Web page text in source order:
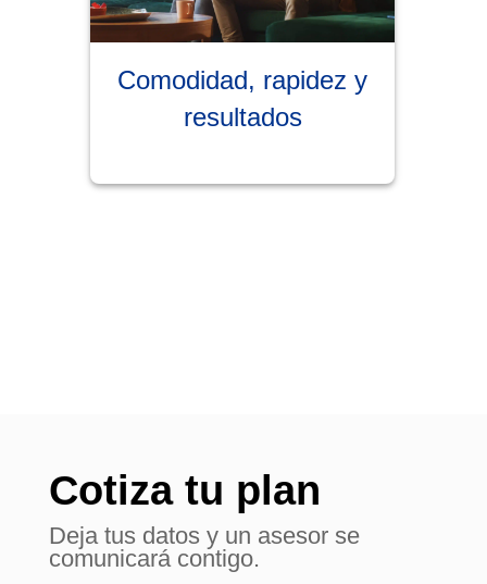
Comodidad, rapidez y
resultados
Cotiza tu plan
Deja tus datos y un asesor se
comunicará contigo.